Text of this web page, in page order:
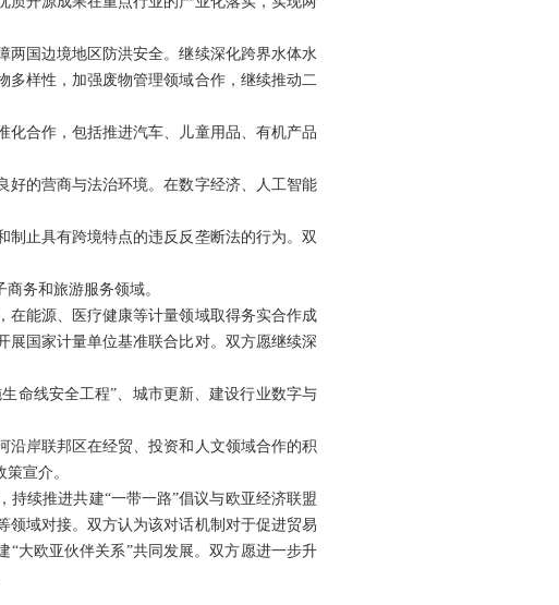
两国边境地区防洪安全。继续深化跨界水体水
多样性，加强废物管理领域合作，继续推动二
化合作，包括推进汽车、儿童用品、有机产品
好的营商与法治环境。在数字经济、人工智能
止具有跨境特点的违反反垄断法的行为。双
务和旅游服务领域。
在能源、医疗健康等计量领域取得务实合作成
展国家计量单位基准联合比对。双方愿继续深
命线安全工程”、城市更新、建设行业数字与
沿岸联邦区在经贸、投资和人文领域合作的积
宣介。
续推进共建“一带一路”倡议与欧亚经济联盟
领域对接。双方认为该对话机制对于促进贸易
“大欧亚伙伴关系”共同发展。双方愿进一步升